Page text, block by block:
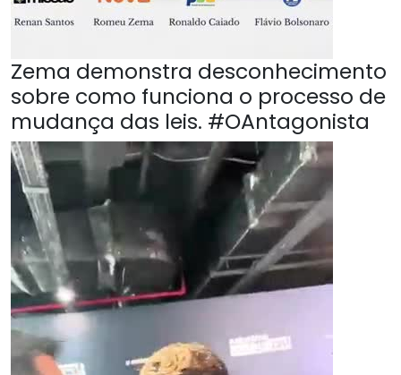
Zema demonstra desconhecimento
sobre como funciona o processo de
mudança das leis. #OAntagonista